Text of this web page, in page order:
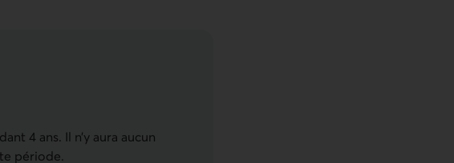
4 ans. Il n’y aura aucun
période.